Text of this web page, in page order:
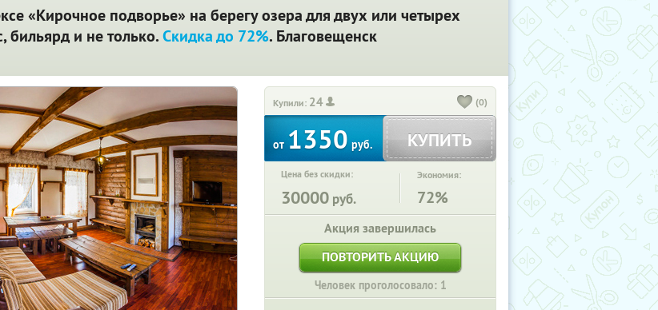
«Кирочное подворье» на берегу озера для двух или четырех
бильярд и не только.Скидка до 72%. Благовещенск
Купили: 24 (0)
от 1350 руб. КУПИТЬ
Цена без скидки:
30000 руб.
Экономия:
72%
Акция завершилась
ПОВТОРИТЬ АКЦИЮ
Человек проголосовало: 1